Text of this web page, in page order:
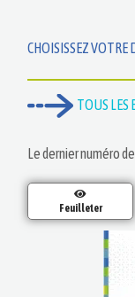
CHOISISSEZ VOTRE
TOUS LES
Le dernier numéro
Feuilleter